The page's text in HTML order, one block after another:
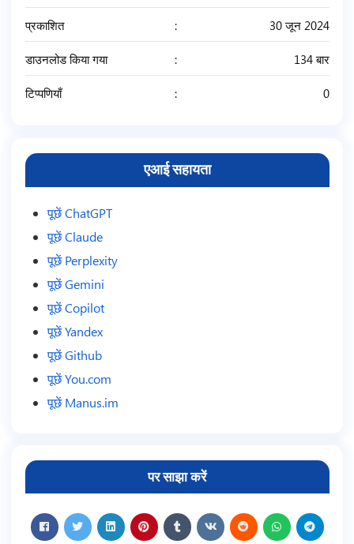
प्रकाशित 30 जून 2024
डाउनलोड किया गया 134 बार
टिप्पणियाँ 0
एआई सहायता
पूछें ChatGPT
पूछें Claude
पूछें Perplexity
पूछें Gemini
पूछें Copilot
पूछें Yandex
पूछें Github
पूछें You.com
पूछें Manus.im
पर साझा करें